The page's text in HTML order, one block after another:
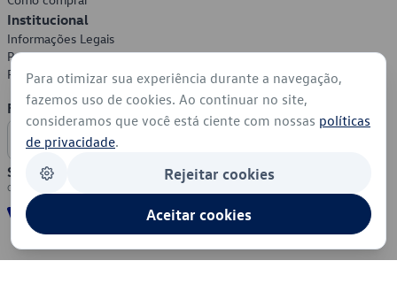
Institucional
Informações Legais
Política de Privacidade
Política de Cookies
Formas de Pagamento
Segurança
Para otimizar sua experiência durante a navegação,
fazemos uso de cookies. Ao continuar no site,
consideramos que você está ciente com nossas políticas
de privacidade.
Rejeitar cookies
Aceitar cookies